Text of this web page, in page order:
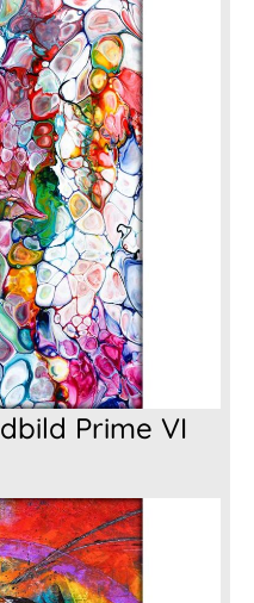
Prime VI